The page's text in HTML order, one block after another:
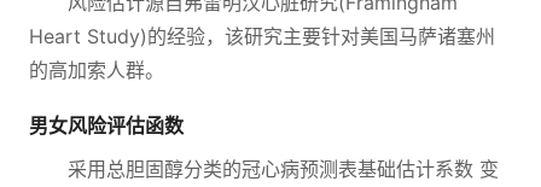
Heart Study)的经验，该研究主要针对美国马萨诸塞州
的高加索人群。
男女风险评估函数
采用总胆固醇分类的冠心病预测表基础估计系数 变